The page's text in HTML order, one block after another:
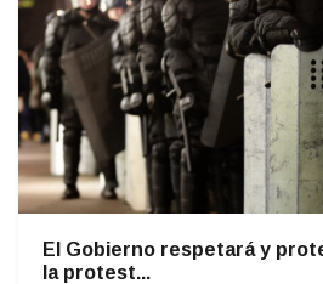
El Gobierno respetará y
la protest...